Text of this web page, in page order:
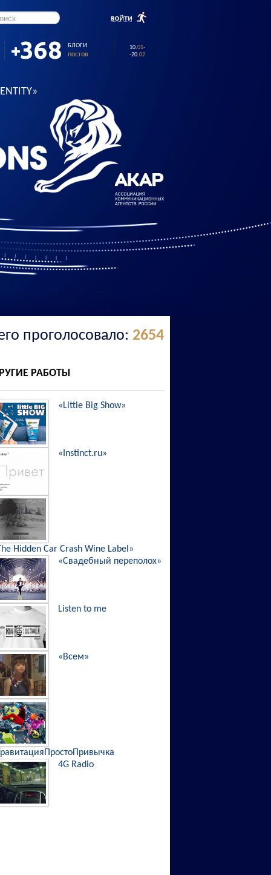
10.01-
-20.02
368 БЛОГИ
постов
проголосовало: 2654
РАБОТЫ
«Little Big Show»
«Instinct.ru»
Hidden Car Crash Wine Label»
«Свадебный переполох»
Listen to me
«Всем»
4G Radio